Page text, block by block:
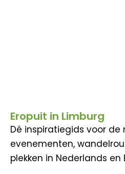
Eropuit in Limburg
Dé inspiratiegids voor
evenementen,
plekken in Nederlands en